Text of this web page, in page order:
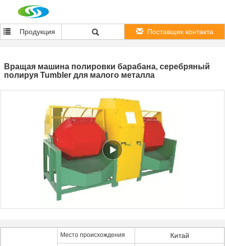
Продукция Поставщик контакта
Вращая машина полировки барабана, серебряный
полируя Tumbler для малого металла
Место происхождения Китай